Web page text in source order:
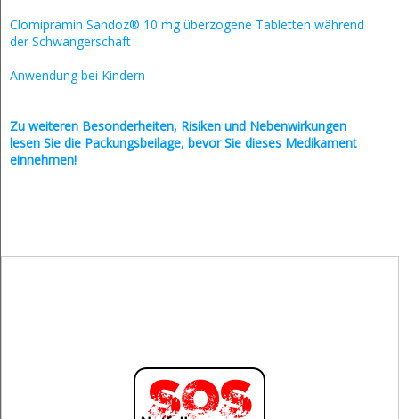
Clomipramin Sandoz® 10 mg überzogene Tabletten während
der Schwangerschaft
Anwendung bei Kindern
Zu weiteren Besonderheiten, Risiken und Nebenwirkungen
lesen Sie die Packungsbeilage, bevor Sie dieses Medikament
einnehmen!